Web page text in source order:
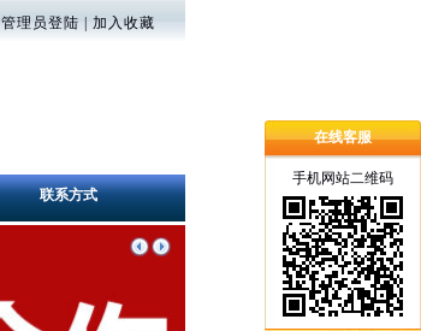
管理员登陆 加入收藏
联系方式
在线客服
手机网站二维码